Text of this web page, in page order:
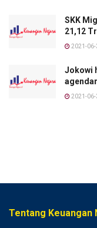
SKK
21,12
2021-06-
Jokowi
2021-06-
Tentang Keuangan